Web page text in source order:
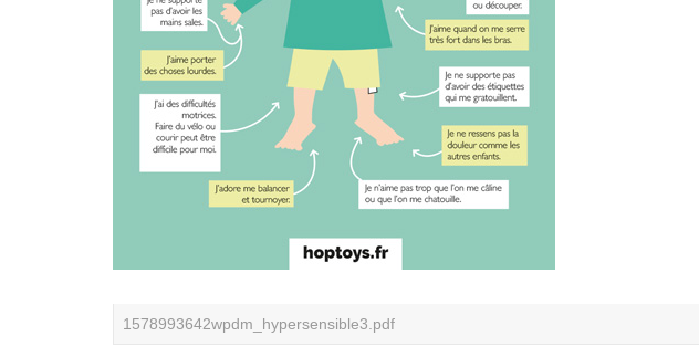
1578993642wpdm_hypersensible3.pdf